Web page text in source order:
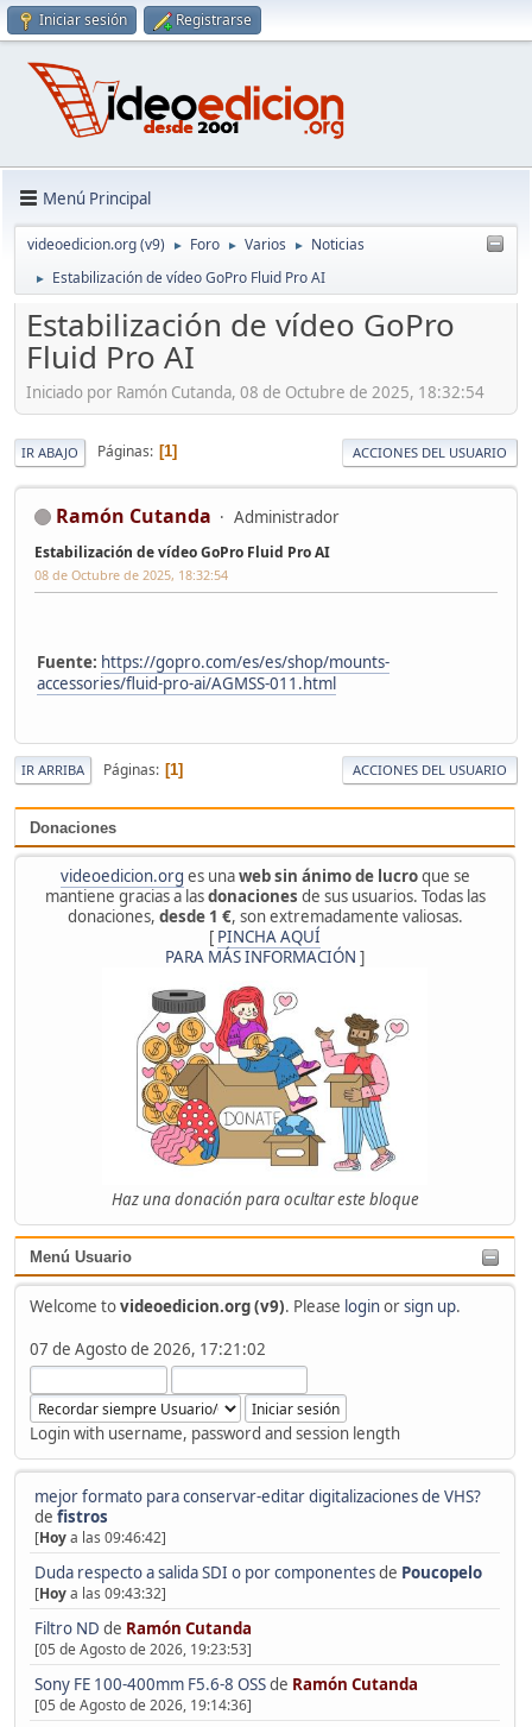
Iniciar sesión Registrarse
Menú Principal
videoedicion.org (v9) ► Foro ► Varios ► Noticias
► Estabilización de vídeo GoPro Fluid Pro AI
Donaciones
videoedicion.org es unaweb sin ánimo de lucroque se
mantiene gracias a lasdonaciones de sus usuarios. Todas las
donaciones, desde 1 €, son extremadamente valiosas.
[ PINCHA AQUÍ
PARA MÁS INFORMACIÓN ]
Haz una donación para ocultar este bloque
Menú Usuario
Welcome tovideoedicion.org (v9). Please loginorsign up.
07 de Agosto de 2026, 17:21:02
Login with username, password and session length
mejor formato para conservar-editar digitalizaciones de VHS?
de fistros
[Hoya las 09:46:42]
Duda respecto a salida SDI o por componentesde Poucopelo
[Hoya las 09:43:32]
Filtro ND de Ramón Cutanda
[05 de Agosto de 2026, 19:23:53]
Sony FE 100-400mm F5.6-8 OSSde Ramón Cutanda
[05 de Agosto de 2026, 19:14:36]
Estabilización de vídeo GoPro
Fluid Pro AI
Iniciado por Ramón Cutanda, 08 de Octubre de 2025, 18:32:54
IR ABAJO Páginas 1 ACCIONES DEL USUARIO
Ramón Cutanda Administrador
Estabilización de vídeo GoPro Fluid Pro AI
08 de Octubre de 2025, 18:32:54
Fuente: https://gopro.com/es/es/shop/mounts-
accessories/fluid-pro-ai/AGMSS-011.html
IR ARRIBA Páginas 1 ACCIONES DEL USUARIO